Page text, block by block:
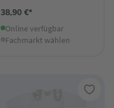
38,90 €*
Online verfügbar
Fachmarkt wählen